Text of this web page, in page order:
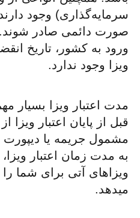
سرمایه‌گذاری) وجود
صورت دائمی صادر شوند.
ورود به کشور، تاریخ
ویزا وجود ندارد.
مدت اعتبار ویزا بسیار
قبل از پایان اعتبار ویزا
مشمول جریمه یا
به مدت زمان اعتبار
ویزاهای آتی برای شما
میدهد.